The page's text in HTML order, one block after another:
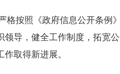
按照《政府信息公开条例
领导，健全工作制度，拓宽
取得新进展。